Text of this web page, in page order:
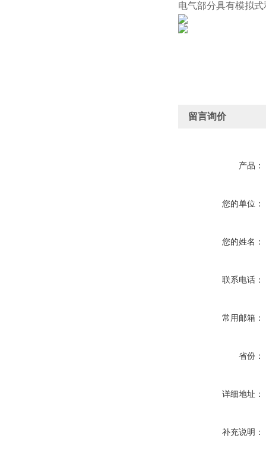
电气部分具有模拟
留言询价
产品：
您的单位：
您的姓名：
联系电话：
常用邮箱：
省份：
详细地址：
补充说明：